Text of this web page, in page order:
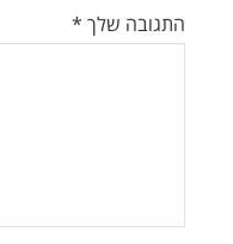
התגובה שלך *